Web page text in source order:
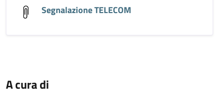
Segnalazione TELECOM
A cura di